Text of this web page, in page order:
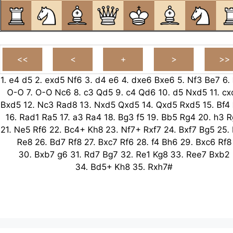
1. e4 d5 2. exd5 Nf6 3. d4 e6 4. dxe6 Bxe6 5. Nf3 Be7 6.
O-O 7. O-O Nc6 8. c3 Qd5 9. c4 Qd6 10. d5 Nxd5 11.
Bxd5 12. Nc3 Rad8 13. Nxd5 Qxd5 14. Qxd5 Rxd5 15. Bf4
16. Rad1 Ra5 17. a3 Ra4 18. Bg3 f5 19. Bb5 Rg4 20. h3
21. Ne5 Rf6 22. Bc4+ Kh8 23. Nf7+ Rxf7 24. Bxf7 Bg5 25.
Re8 26. Bd7 Rf8 27. Bxc7 Rf6 28. f4 Bh6 29. Bxc6 Rf8
30. Bxb7 g6 31. Rd7 Bg7 32. Re1 Kg8 33. Ree7 Bxb2
34. Bd5+ Kh8 35. Rxh7#